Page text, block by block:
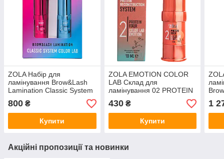
ZOLA Набір для
ламінування Brow&Lash
Lamination Classic System
Color Lab
800 ₴
Купити
ZOLA EMOTION COLOR
LAB Склад для
ламінування 02 PROTEIN
FIXER
430₴
Купити
1
Акційні пропозиції та новинки